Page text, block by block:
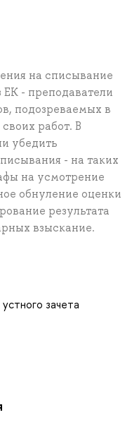
на списывание
- преподаватели
подозреваемых в
работ. В
убедить
- на таких
на усмотрение
обнуление оценки
результата
взыскание.
зачета